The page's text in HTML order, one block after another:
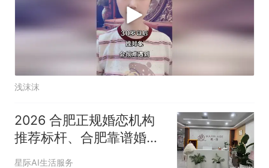
浅沫沫
2026 合肥正规婚恋机构
推荐标杆、合肥靠谱婚恋
公司，本土老牌婚介所优
星际AI生活服务